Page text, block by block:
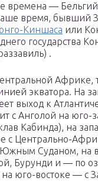
времена —
время, бывший
Киншаса или
государства
.
Африке,
экватора. На
выход к
с Анголой на юго-
Кабинда), на
с Центрально-
Суданом, на
Бурунди и — по
юго-востоке — с